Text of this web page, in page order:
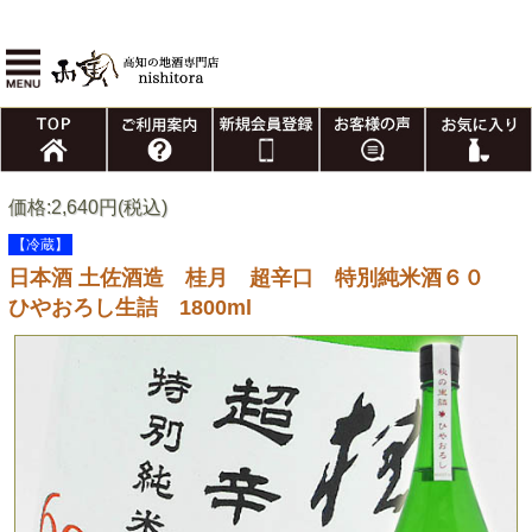
価格:2,640円(税込)
【冷蔵】
日本酒 土佐酒造 桂月 超辛口 特別純米酒６０
ひやおろし生詰 1800ml